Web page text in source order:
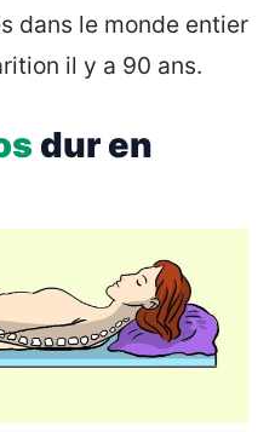
dans le monde entier
il y a 90 ans.
dur en